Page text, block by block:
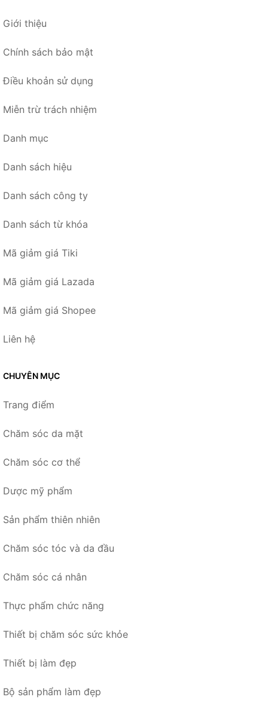
Giới thiệu
Chính sách bảo mật
Điều khoản sử dụng
Miễn trừ trách nhiệm
Danh mục
Danh sách hiệu
Danh sách công ty
Danh sách từ khóa
Mã giảm giá Tiki
Mã giảm giá Lazada
Mã giảm giá Shopee
Liên hệ
CHUYÊN MỤC
Trang điểm
Chăm sóc da mặt
Chăm sóc cơ thể
Dược mỹ phẩm
Sản phẩm thiên nhiên
Chăm sóc tóc và da đầu
Chăm sóc cá nhân
Thực phẩm chức năng
Thiết bị chăm sóc sức khỏe
Thiết bị làm đẹp
Bộ sản phẩm làm đẹp